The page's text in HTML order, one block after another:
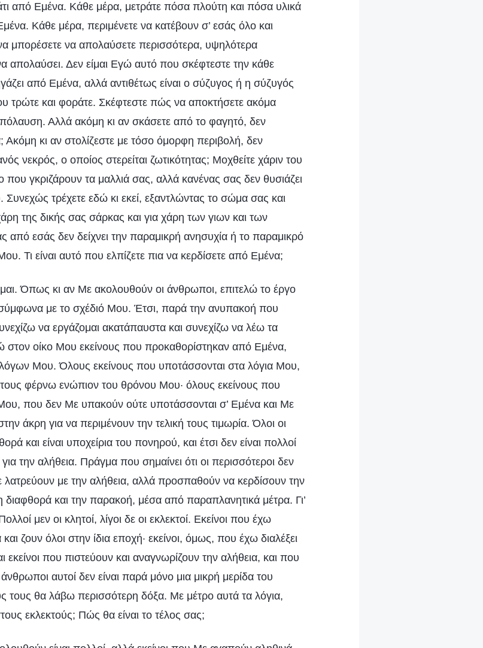
από Εμένα. Κάθε μέρα, μετράτε πόσα πλούτη και πόσα υλικά
Κάθε μέρα, περιμένετε να κατέβουν σ’ εσάς όλο και
μπορέσετε να απολαύσετε περισσότερα, υψηλότερα
απολαύσει. Δεν είμαι Εγώ αυτό που σκέφτεστε την κάθε
από Εμένα, αλλά αντιθέτως είναι ο σύζυγος ή η σύζυγός
τρώτε και φοράτε. Σκέφτεστε πώς να αποκτήσετε ακόμα
Αλλά ακόμη κι αν σκάσετε από το φαγητό, δεν
κι αν στολίζεστε με τόσο όμορφη περιβολή, δεν
νεκρός, ο οποίος στερείται ζωτικότητας; Μοχθείτε χάριν του
που γκριζάρουν τα μαλλιά σας, αλλά κανένας σας δεν θυσιάζει
Συνεχώς τρέχετε εδώ κι εκεί, εξαντλώντας το σώμα σας και
της δικής σας σάρκας και για χάρη των γιων και των
εσάς δεν δείχνει την παραμικρή ανησυχία ή το παραμικρό
Τι είναι αυτό που ελπίζετε πια να κερδίσετε από Εμένα;
Όπως κι αν Με ακολουθούν οι άνθρωποι, επιτελώ το έργο
με το σχέδιό Μου. Έτσι, παρά την ανυπακοή που
να εργάζομαι ακατάπαυστα και συνεχίζω να λέω τα
οίκο Μου εκείνους που προκαθορίστηκαν από Εμένα,
Μου. Όλους εκείνους που υποτάσσονται στα λόγια Μου,
φέρνω ενώπιον του θρόνου Μου· όλους εκείνους που
που δεν Με υπακούν ούτε υποτάσσονται σ’ Εμένα και Με
άκρη για να περιμένουν την τελική τους τιμωρία. Όλοι οι
και είναι υποχείρια του πονηρού, και έτσι δεν είναι πολλοί
την αλήθεια. Πράγμα που σημαίνει ότι οι περισσότεροι δεν
με την αλήθεια, αλλά προσπαθούν να κερδίσουν την
και την παρακοή, μέσα από παραπλανητικά μέτρα. Γι’
μεν οι κλητοί, λίγοι δε οι εκλεκτοί. Εκείνοι που έχω
ζουν όλοι στην ίδια εποχή· εκείνοι, όμως, που έχω διαλέξει
εκείνοι που πιστεύουν και αναγνωρίζουν την αλήθεια, και που
αυτοί δεν είναι παρά μόνο μια μικρή μερίδα του
τους θα λάβω περισσότερη δόξα. Με μέτρο αυτά τα λόγια,
εκλεκτούς; Πώς θα είναι το τέλος σας;